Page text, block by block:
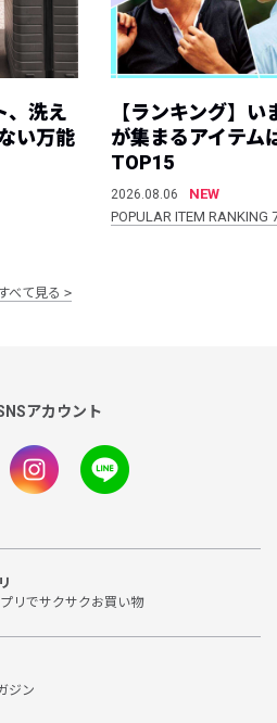
、洗え
い万能
【ランキング】
が集まるアイテム
TOP15
2026.08.06
NEW
POPULAR ITEM
べて見る
アカウント
リでサクサクお買い物
ジン